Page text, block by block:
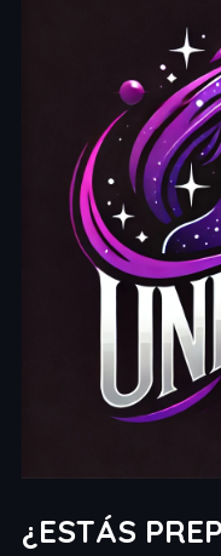
¿ESTÁS